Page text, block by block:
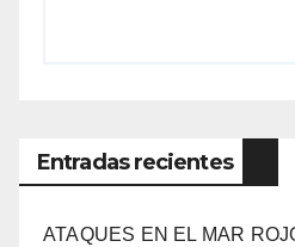
Entradas recientes
ATAQUES EN EL MAR